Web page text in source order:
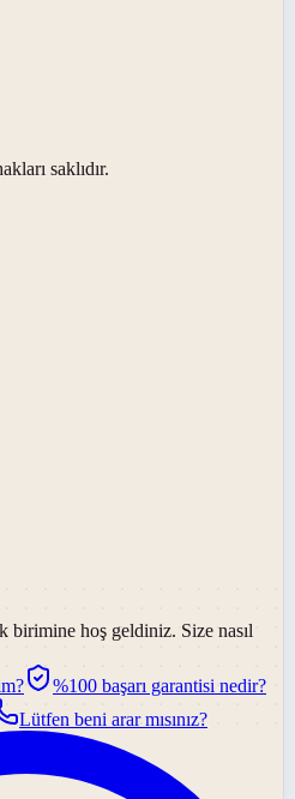
saklıdır.
birimine hoş geldiniz. Size nasıl
%100 başarı garantisi nedir?
Lütfen beni arar mısınız?